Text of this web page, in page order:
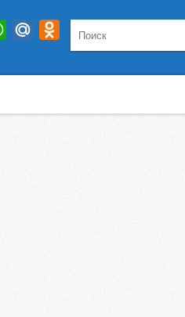
WhatsAppMail.RuOdnoklassniki